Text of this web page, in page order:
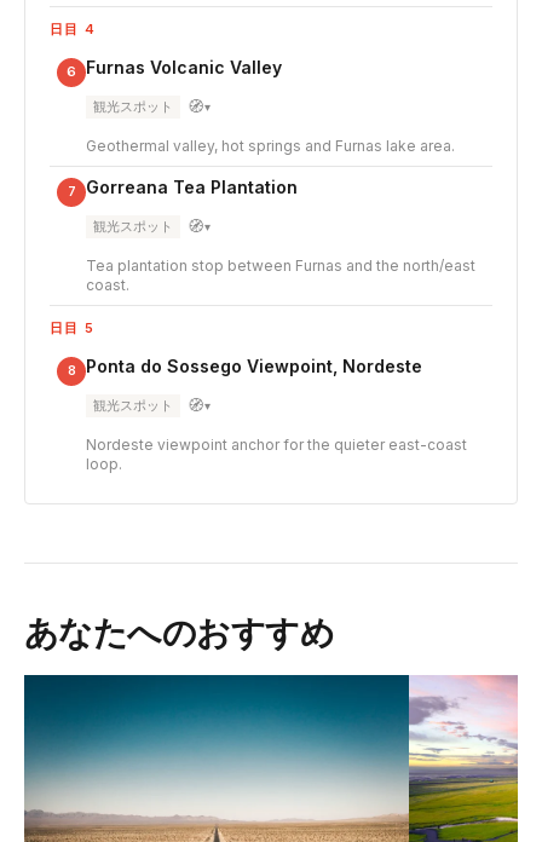
日目 4
6 Furnas Volcanic Valley
観光スポット 🧭▾
Geothermal valley, hot springs and Furnas lake area.
7 Gorreana Tea Plantation
観光スポット 🧭▾
Tea plantation stop between Furnas and the north/east
coast.
日目 5
8 Ponta do Sossego Viewpoint, Nordeste
観光スポット 🧭▾
Nordeste viewpoint anchor for the quieter east-coast
loop.
あなたへのおすすめ